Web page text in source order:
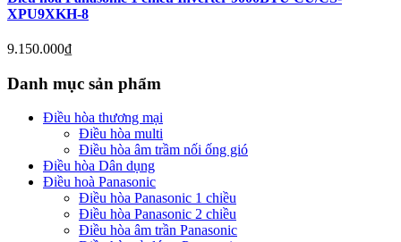
XPU9XKH-8
9.150.000₫
Danh mục sản phẩm
Điều hòa thương mại
Điều hòa multi
Điều hòa âm trầm nối ống gió
Điều hòa Dân dụng
Điều hoà Panasonic
Điều hòa Panasonic 1 chiều
Điều hòa Panasonic 2 chiều
Điều hòa âm trần Panasonic